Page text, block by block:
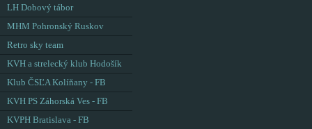
LH Dobový tábor
MHM Pohronský Ruskov
Retro sky team
KVH a strelecký klub Hodošík
Klub ČSĽA Kolíňany - FB
KVH PS Záhorská Ves - FB
KVPH Bratislava - FB